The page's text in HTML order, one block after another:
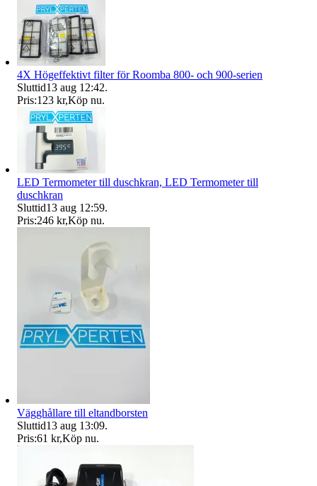
4X Högeffektivt filter för Roomba 800- och 900-serien
Sluttid13 aug 12:42.
Pris:123 kr,Köp nu.
LED Termometer till duschkran, LED Termometer till
duschkran
Sluttid13 aug 12:59.
Pris:246 kr,Köp nu.
Vägghållare till eltandborsten
Sluttid13 aug 13:09.
Pris:61 kr,Köp nu.